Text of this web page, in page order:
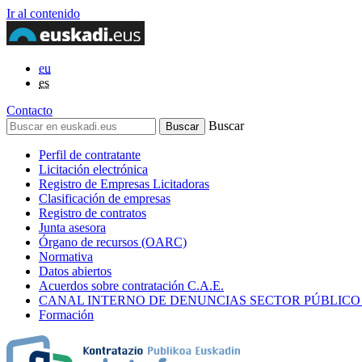
Ir al contenido
eu
es
Contacto
Buscar
Perfil de contratante
Licitación electrónica
Registro de Empresas Licitadoras
Clasificación de empresas
Registro de contratos
Junta asesora
Órgano de recursos (OARC)
Normativa
Datos abiertos
Acuerdos sobre contratación C.A.E.
CANAL INTERNO DE DENUNCIAS SECTOR
Formación